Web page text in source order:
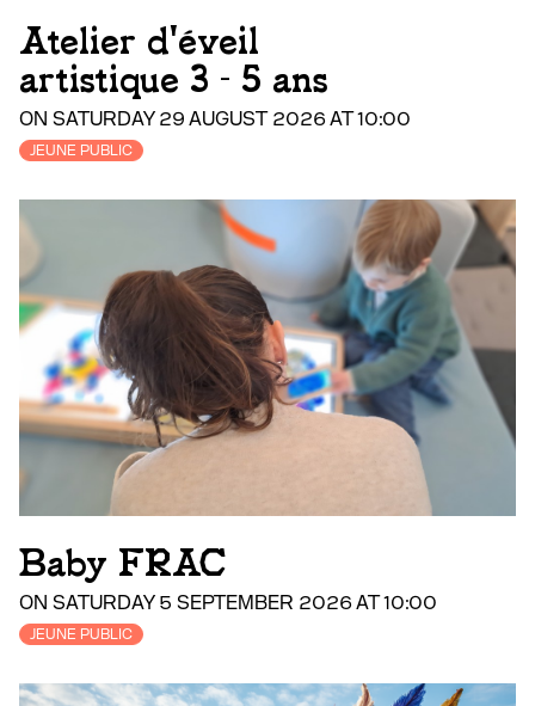
Atelier d'éveil
artistique 3 - 5 ans
ON SATURDAY 29 AUGUST 2026 AT 10:00
JEUNE PUBLIC
Baby FRAC
ON SATURDAY 5 SEPTEMBER 2026 AT 10:00
JEUNE PUBLIC